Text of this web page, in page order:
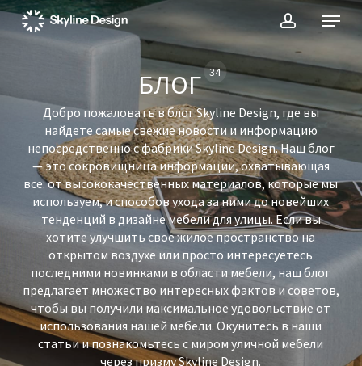
Skip
account
Menu
БЛОГ 34
Добро пожаловать в блог Skyline Design, где вы
найдете самые свежие новости и информацию
непосредственно с фабрики Skyline Design. Наш блог
— это сокровищница информации, охватывающая
все: от высококачественных материалов, которые мы
используем, и способов ухода за ними до новейших
тенденций в дизайне мебели для улицы. Если вы
хотите улучшить свое жилое пространство на
открытом воздухе или просто интересуетесь
последними новинками в области мебели, наш блог
предлагает множество интересных фактов и советов,
чтобы вы получили максимальное удовольствие от
использования нашей мебели. Окунитесь в наши
статьи и познакомьтесь с миром уличной мебели
через призму Skyline Design.